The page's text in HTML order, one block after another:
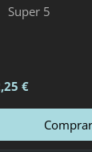
Super 5
€